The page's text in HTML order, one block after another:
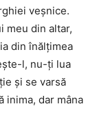
veşnice.
meu din altar,
din înălţimea
l, nu-ţi lua
şi se varsă
inima, dar mâna